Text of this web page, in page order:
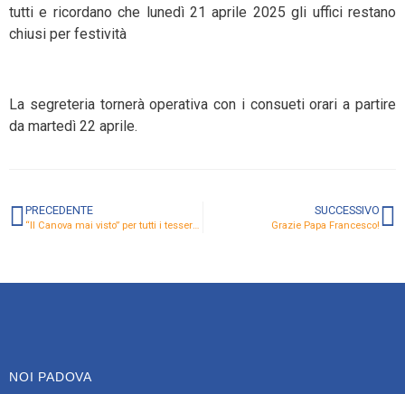
tutti e ricordano che lunedì 21 aprile 2025 gli uffici restano
chiusi per festività
La segreteria tornerà operativa con i consueti orari a partire
da martedì 22 aprile.
PRECEDENTE
“Il Canova mai visto” per tutti i tesserati
SUCCESSIVO
Grazie Papa Francesco!
NOI PADOVA